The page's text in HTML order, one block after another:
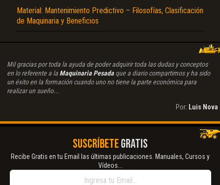
Material: Mantenimiento Predictivo – Filosofías, Clasificación
de Maquinaria y Beneficios
Mil gracias por toda la ayuda de poder adquirir toda las dudas y conceptos
en lo referente a la Maquinaria Pesadaque a diario compartimos y ha sido
un éxito en la formación cuando uno no tiene la parte económica para
realizar un sueño...
Por: Luis Nova
SUSCRÍBETEGRATIS
Recibe Gratis en tu Email las últimas publicaciones. Manuales, Cursos y
Vídeos...